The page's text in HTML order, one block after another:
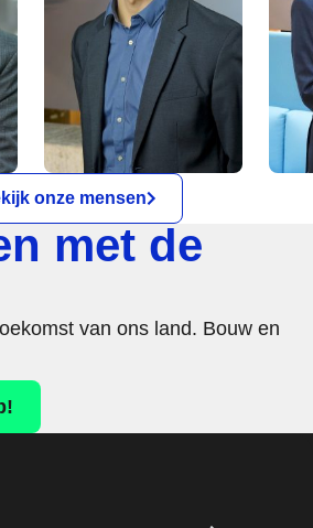
onze mensen
met de
van ons land. Bouw en